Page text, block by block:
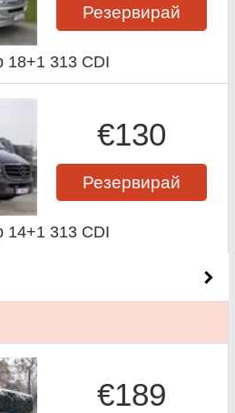
Резервирай
18+1 313 CDI
€130
Резервирай
14+1 313 CDI
€189